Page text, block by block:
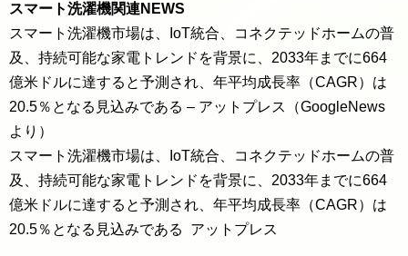
スマート洗濯機関連NEWS
スマート洗濯機市場は、IoT統合、コネクテッドホームの普
及、持続可能な家電トレンドを背景に、2033年までに664
億米ドルに達すると予測され、年平均成長率（CAGR）は
20.5％となる見込みである – アットプレス（GoogleNews
より）
スマート洗濯機市場は、IoT統合、コネクテッドホームの普
及、持続可能な家電トレンドを背景に、2033年までに664
億米ドルに達すると予測され、年平均成長率（CAGR）は
20.5％となる見込みである アットプレス